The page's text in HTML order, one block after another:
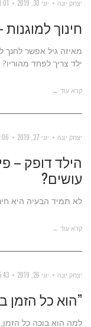
יצחק יונה יוני 30, 2019 AM
חינוך
מאיזה גיל אפשר
ילד צריך לפחד מהוריו?
קרא עוד ←
יצחק יונה יוני 27, 2019 PM
הילד דופק –
עושים?
לא תמיד הבעיה היא
קרא עוד ←
יצחק יונה יוני 26, 2019 PM
”הוא כל הזמן
למה הוא בוכה כל הזמן,